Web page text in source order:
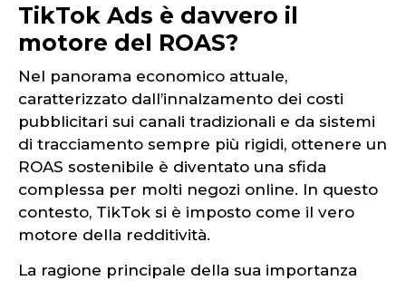
TikTok Ads è davvero il
motore del ROAS?
Nel panorama economico attuale,
caratterizzato dall’innalzamento dei costi
pubblicitari sui canali tradizionali e da sistemi
di tracciamento sempre più rigidi, ottenere un
ROAS sostenibile è diventato una sfida
complessa per molti negozi online. In questo
contesto, TikTok si è imposto come il vero
motore della redditività.
La ragione principale della sua importanza